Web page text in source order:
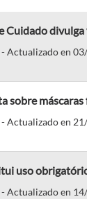
Cuidado
Actualizado en
sobre
Actualizado en
uso
Actualizado en